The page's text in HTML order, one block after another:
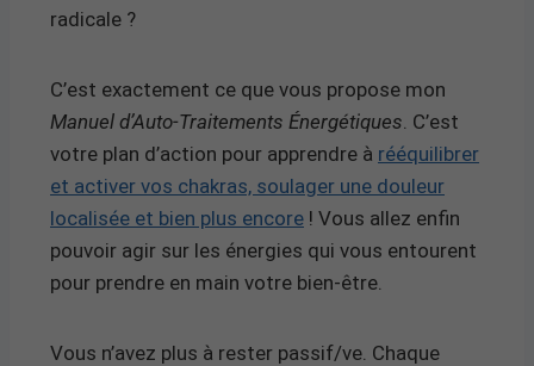
radicale ?
C’est exactement ce que vous propose mon
Manuel d’Auto-Traitements Énergétiques . C’est
votre plan d’action pour apprendre à rééquilibrer
et activer vos chakras, soulager une douleur
localisée et bien plus encore ! Vous allez enfin
pouvoir agir sur les énergies qui vous entourent
pour prendre en main votre bien-être.
Vous n’avez plus à rester passif/ve. Chaque